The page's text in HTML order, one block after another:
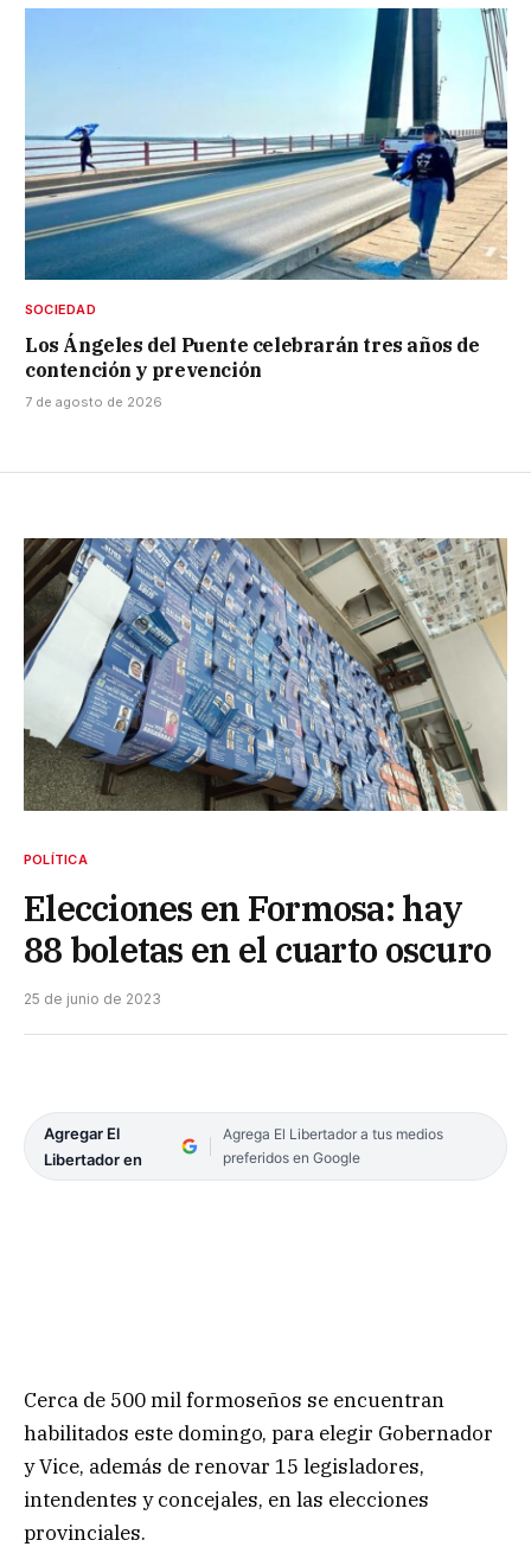
SOCIEDAD
Los Ángeles del Puente celebrarán tres años de
contención y prevención
7 de agosto de 2026
POLÍTICA
Elecciones en Formosa: hay
88 boletas en el cuarto oscuro
25 de junio de 2023
Agregar El
Libertador en
Agrega El Libertador a tus medios
preferidos en Google
Cerca de 500 mil formoseños se encuentran
habilitados este domingo, para elegir Gobernador
y Vice, además de renovar 15 legisladores,
intendentes y concejales, en las elecciones
provinciales.